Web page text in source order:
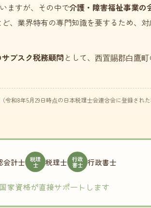
ますが、その中で介護・障害福祉事業の
ど、業界特有の専門知識を要するため、
ブスク税務顧問 として、西置賜郡白鷹
（令和8年5月29日時点の日本税理士会連合会に登録され
会計士 税理
士 税理士 行政
書士 行政書士
家資格が直接サポートします